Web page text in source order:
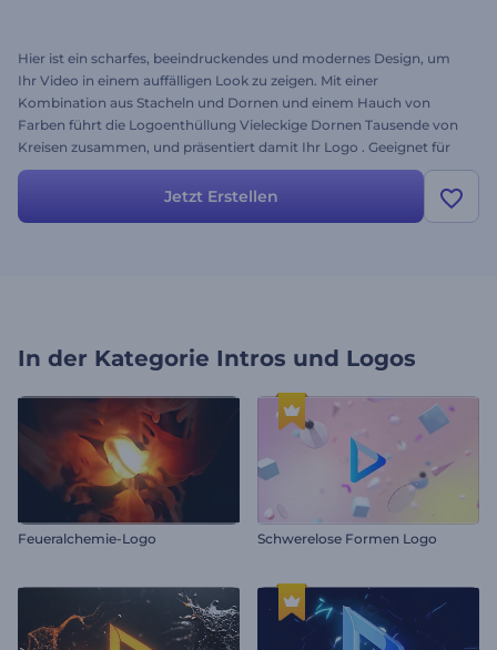
Hier ist ein scharfes, beeindruckendes und modernes Design, um
Ihr Video in einem auffälligen Look zu zeigen. Mit einer
Kombination aus Stacheln und Dornen und einem Hauch von
Farben führt die Logoenthüllung Vieleckige Dornen Tausende von
Kreisen zusammen, und präsentiert damit Ihr Logo . Geeignet für
Intros, Outros, YouTube-Kanäle, spezielle Event-Opener, als Lobby-
Hintergrund und für viele weiteren Projekte, die ein
beeindruckendes und abstraktes Design erfordern. Laden Sie Ihr
Jetzt Erstellen
In der Kategorie Intros und Logos
Feueralchemie-Logo Schwerelose Formen Logo